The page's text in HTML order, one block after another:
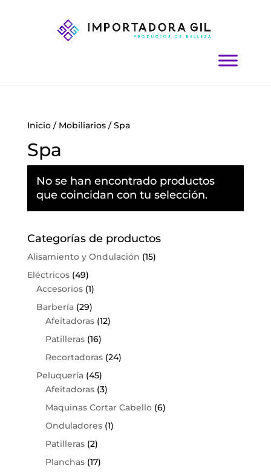
Inicio/ Mobiliarios/ Spa
Spa
No se han encontrado productos
que coincidan con tu selección.
Categorías de productos
Alisamiento y Ondulación (15)
Eléctricos (49)
Accesorios (1)
Barbería (29)
Afeitadoras (12)
Patilleras (16)
Recortadoras (24)
Peluquería (45)
Afeitadoras (3)
Maquinas Cortar Cabello (6)
Onduladores (1)
Patilleras (2)
Planchas (17)